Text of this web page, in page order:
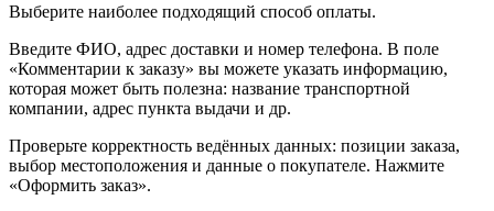
Выберите наиболее подходящий способ оплаты.
Введите ФИО, адрес доставки и номер телефона. В поле
«Комментарии к заказу» вы можете указать информацию,
которая может быть полезна: название транспортной
компании, адрес пункта выдачи и др.
Проверьте корректность ведённых данных: позиции заказа,
выбор местоположения и данные о покупателе. Нажмите
«Оформить заказ».